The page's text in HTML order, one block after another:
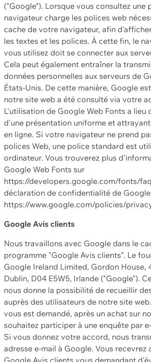
("Google"). Lorsque vous consultez une
navigateur charge les polices web
cache de votre navigateur, afin
les textes et les polices. À cette fin, le
vous utilisez doit se connecter aux
Cela peut également entraîner la
données personnelles aux serveurs de
États-Unis. De cette manière, Google
notre site web a été consulté via votre
L'utilisation de Google Web Fonts a lieu
d'une présentation uniforme et
en ligne. Si votre navigateur ne prend
polices Web, une police standard est
ordinateur. Vous trouverez plus
Google Web Fonts sur
https://developers.google.com/fonts/
déclaration de confidentialité de Google
https://www.google.com/policies/
Google Avis clients
Nous travaillons avec Google dans le
programme "Google Avis clients". Le
Google Ireland Limited, Gordon House,
Dublin, D04 E5W5, Irlande ("Google").
nous donne la possibilité de recueillir
auprès des utilisateurs de notre site
vous est demandé, après un achat sur
souhaitez participer à une enquête par
Si vous donnez votre accord, nous
adresse e-mail à Google. Vous recevrez